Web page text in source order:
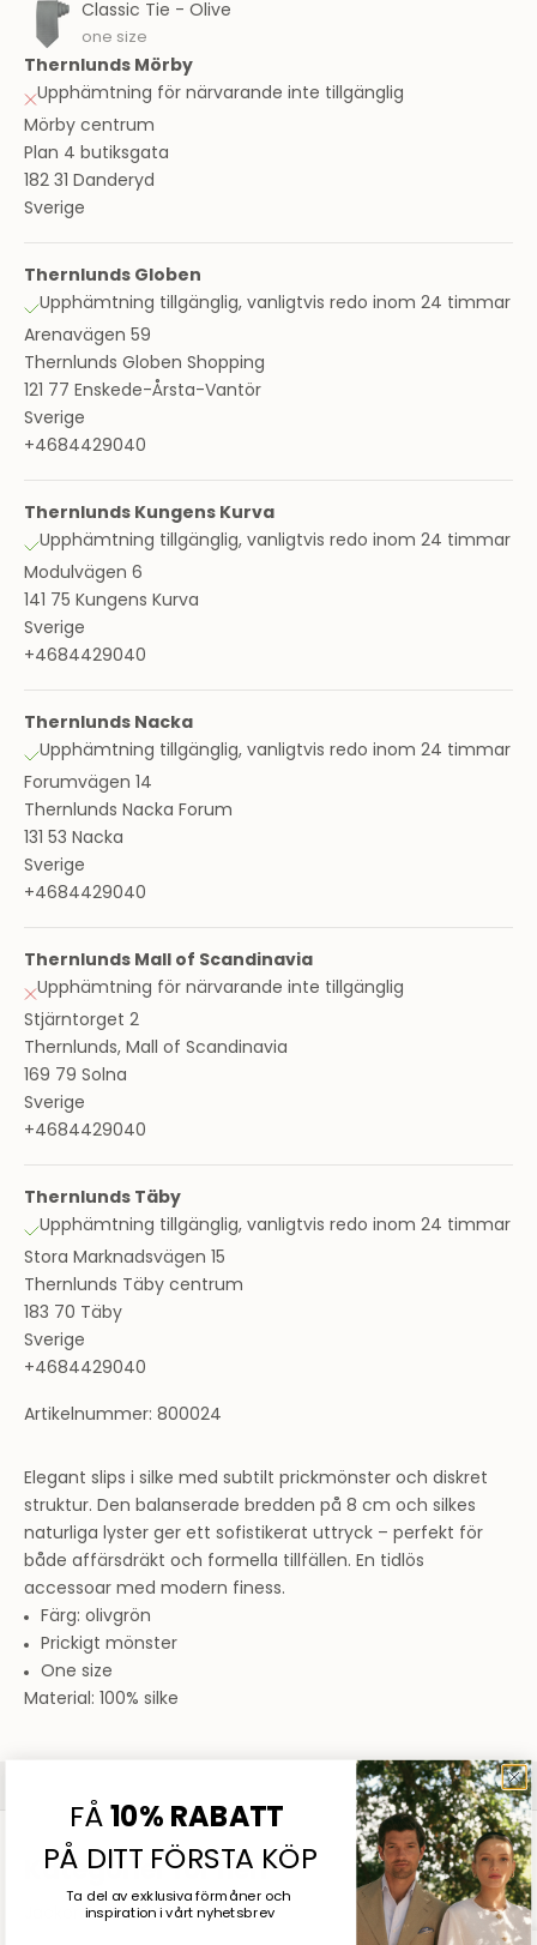
Classic Tie - Olive
one size
Thernlunds Mörby
Upphämtning för närvarande inte tillgänglig
Mörby centrum
Plan 4 butiksgata
182 31 Danderyd
Sverige
Thernlunds Globen
Upphämtning tillgänglig, vanligtvis redo inom 24 timmar
Arenavägen 59
Thernlunds Globen Shopping
121 77 Enskede-Årsta-Vantör
Sverige
+4684429040
Thernlunds Kungens Kurva
Upphämtning tillgänglig, vanligtvis redo inom 24 timmar
Modulvägen 6
141 75 Kungens Kurva
Sverige
+4684429040
Thernlunds Nacka
Upphämtning tillgänglig, vanligtvis redo inom 24 timmar
Forumvägen 14
Thernlunds Nacka Forum
131 53 Nacka
Sverige
+4684429040
Thernlunds Mall of Scandinavia
Upphämtning för närvarande inte tillgänglig
Stjärntorget 2
Thernlunds, Mall of Scandinavia
169 79 Solna
Sverige
+4684429040
Thernlunds Täby
Upphämtning tillgänglig, vanligtvis redo inom 24 timmar
Stora Marknadsvägen 15
Thernlunds Täby centrum
183 70 Täby
Sverige
+4684429040
Artikelnummer: 800024
Elegant slips i silke med subtilt prickmönster och diskret
struktur. Den balanserade bredden på 8 cm och silkes
naturliga lyster ger ett sofistikerat uttryck – perfekt för
både affärsdräkt och formella tillfällen. En tidlös
accessoar med modern finess.
Färg: olivgrön
Prickigt mönster
One size
Material: 100% silke
SHOPPA HERR
Kategorier för herr
Tröjor Skjortor
FÅ10% RABATT
PÅ DITT FÖRSTA KÖP
Ta del av exklusiva förmåner och
inspirationi vårt nyhetsbrev